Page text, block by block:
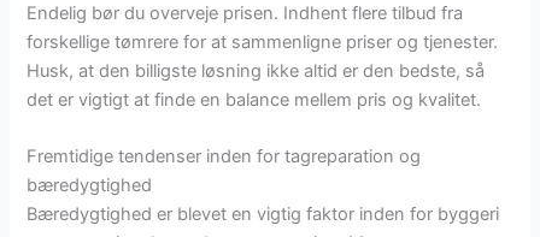
Endelig bør du overveje prisen. Indhent flere tilbud fra
forskellige tømrere for at sammenligne priser og tjenester.
Husk, at den billigste løsning ikke altid er den bedste, så
det er vigtigt at finde en balance mellem pris og kvalitet.
Fremtidige tendenser inden for tagreparation og
bæredygtighed
Bæredygtighed er blevet en vigtig faktor inden for byggeri